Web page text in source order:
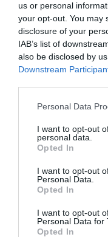
us or personal
your opt-out. You may
disclosure of your
IAB’s list of
also be disclosed by
Downstream
Personal Data
I want to opt-out
personal data.
Opted In
I want to opt-out
Personal Data.
Opted In
I want to opt-out
Personal Data for
Opted In
Τοποθεσία:
MOMus-
5, Θησείο
Μουσείο
Πληροφορίες
Τηλ: 210
Ακολουθήστε το
μάθετε πρώτοι όλες
Δείτε όλα τα
Πολιτισμό στο